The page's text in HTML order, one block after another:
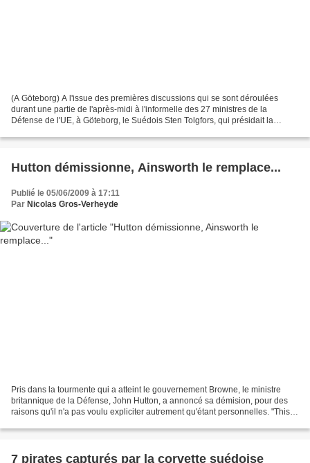
(A Göteborg) A l'issue des premières discussions qui se sont déroulées
durant une partie de l'après-midi à l'informelle des 27 ministres de la
Défense de l'UE, à Göteborg, le Suédois Sten Tolgfors, qui présidait la
Hutton démissionne, Ainsworth le remplace...
Publié le 05/06/2009 à 17:11
Par Nicolas Gros-Verheyde
Pris dans la tourmente qui a atteint le gouvernement Browne, le ministre
britannique de la Défense, John Hutton, a annoncé sa démision, pour des
raisons qu'il n'a pas voulu expliciter autrement qu'étant personnelles. "This is
7 pirates capturés par la corvette suédoise